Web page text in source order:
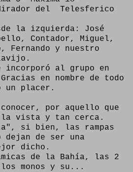
del Telesferico
la izquierda: José
Contador, Miguel,
Fernando y nuestro
incorporó al grupo en
en nombre de todo
un placer.
conocer, por aquello que
la vista y tan cerca.
si bien, las rampas
dejan de ser una
dicho.
de la Bahía, las 2
monos y su...